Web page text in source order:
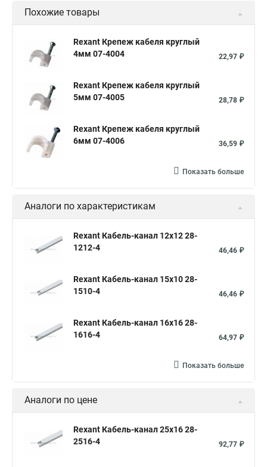
Кабель канал 10 10
Кабель канал 20 10 Кабель канал 60 60
Похожие товары
Rexant Крепеж кабеля круглый
4мм 07-4004
22,97 ₽
Rexant Крепеж кабеля круглый
5мм 07-4005
28,78 ₽
Rexant Крепеж кабеля круглый
6мм 07-4006
36,59 ₽
Показать больше
Аналоги по характеристикам
Rexant Кабель-канал 12х12 28-
1212-4
46,46 ₽
Rexant Кабель-канал 15х10 28-
1510-4
46,46 ₽
Rexant Кабель-канал 16х16 28-
1616-4
64,97 ₽
Показать больше
Аналоги по цене
Rexant Кабель-канал 25х16 28-
2516-4
92,77 ₽